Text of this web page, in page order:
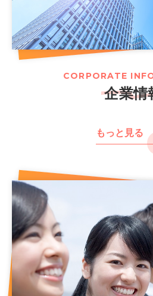
CORPORATE
企業情
もっと見る